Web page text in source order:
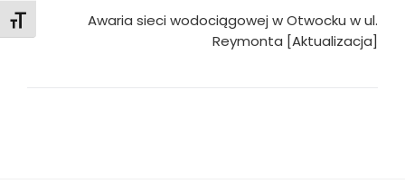
Toggle Font sizeAwaria sieci wodociągowej w Otwocku w ul.
Reymonta [Aktualizacja]